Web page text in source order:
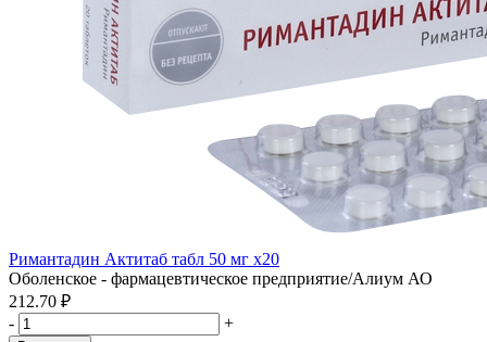
Римантадин Актитаб табл 50 мг x20
Оболенское - фармацевтическое предприятие/Алиум АО
212.70 ₽
-
+